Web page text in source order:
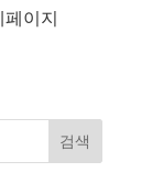
요
요
독
이지
검색